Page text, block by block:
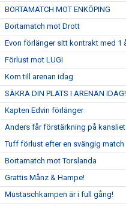
BORTAMATCH MOT ENKÖPING
Bortamatch mot Drott
Evon förlänger sitt kontrakt med 1
Förlust mot LUGI
Kom till arenan idag
SÄKRA DIN PLATS I ARENAN IDAG!
Kapten Edvin förlänger
Anders får förstärkning på kansliet
Tuff förlust efter en svängig match
Bortamatch mot Torslanda
Grattis Månz & Hampe!
Mustaschkampen är i full gång!